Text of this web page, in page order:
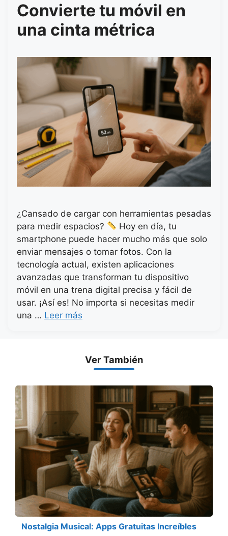
Convierte tu móvil en
una cinta métrica
¿Cansado de cargar con herramientas pesadas
para medir espacios?
Hoy en día, tu
smartphone puede hacer mucho más que solo
enviar mensajes o tomar fotos. Con la
tecnología actual, existen aplicaciones
avanzadas que transforman tu dispositivo
móvil en una trena digital precisa y fácil de
usar. ¡Así es! No importa si necesitas medir
una … Leer más
Ver También
Nostalgia Musical: Apps Gratuitas Increíbles